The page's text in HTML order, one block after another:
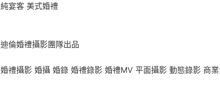
純宴客 美式婚禮
迪倫婚禮攝影團隊出品
婚禮攝影 婚攝 婚錄 婚禮錄影 婚禮MV 平面攝影 動態錄影 商